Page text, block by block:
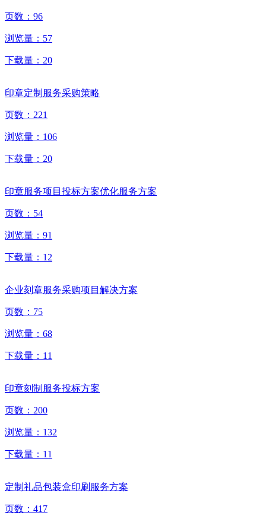
页数： 96
浏览量： 57
下载量： 20
印章定制服务采购策略
页数： 221
浏览量： 106
下载量： 20
印章服务项目投标方案优化服务方案
页数： 54
浏览量： 91
下载量： 12
企业刻章服务采购项目解决方案
页数： 75
浏览量： 68
下载量： 11
印章刻制服务投标方案
页数： 200
浏览量： 132
下载量： 11
定制礼品包装盒印刷服务方案
页数： 417